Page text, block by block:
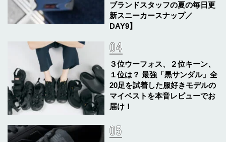
ブランドスタッフの夏の毎日更
新スニーカースナップ／
DAY9】
３位ウーフォス、２位キーン、
１位は？ 最強「黒サンダル」全
20足を試着した服好きモデルの
マイベストを本音レビューでお
届け！